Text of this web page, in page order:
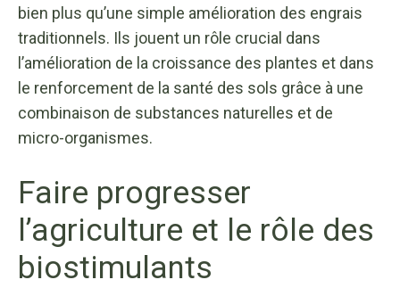
bien plus qu’une simple amélioration des engrais
traditionnels. Ils jouent un rôle crucial dans
l’amélioration de la croissance des plantes et dans
le renforcement de la santé des sols grâce à une
combinaison de substances naturelles et de
micro-organismes.
Faire progresser
l’agriculture et le rôle des
biostimulants